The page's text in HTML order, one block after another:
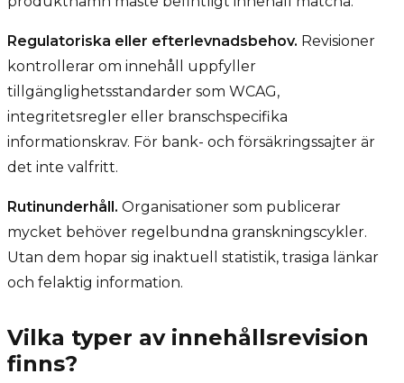
Regulatoriska eller efterlevnadsbehov. Revisioner
kontrollerar om innehåll uppfyller
tillgänglighetsstandarder som WCAG,
integritetsregler eller branschspecifika
informationskrav. För bank- och försäkringssajter är
det inte valfritt.
Rutinunderhåll. Organisationer som publicerar
mycket behöver regelbundna granskningscykler.
Utan dem hopar sig inaktuell statistik, trasiga länkar
och felaktig information.
Vilka typer av innehållsrevision
finns?